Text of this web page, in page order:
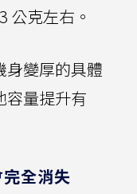
公克左右。
身變厚的具體
容量提升有
全消失